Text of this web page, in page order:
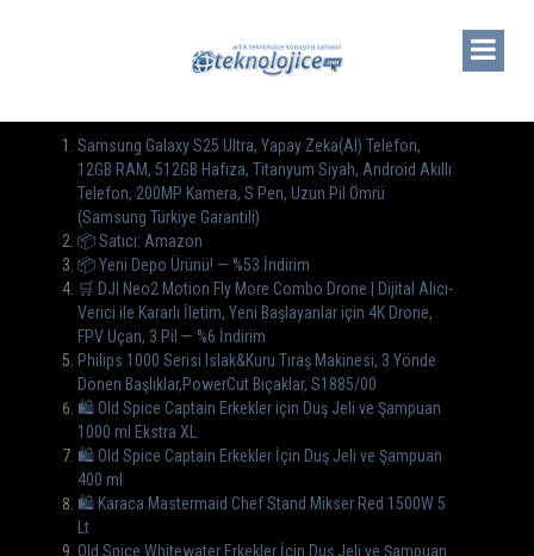
Samsung Galaxy S25 Ultra, Yapay Zeka(AI) Telefon,
12GB RAM, 512GB Hafıza, Titanyum Siyah, Android Akıllı
Telefon, 200MP Kamera, S Pen, Uzun Pil Ömrü
(Samsung Türkiye Garantili)
📦 Satıcı: Amazon
📦 Yeni Depo Ürünü! — %53 İndirim
🛒 DJI Neo2 Motion Fly More Combo Drone | Dijital Alıcı-
Verici ile Kararlı İletim, Yeni Başlayanlar için 4K Drone,
FPV Uçan, 3 Pil — %6 İndirim
Philips 1000 Serisi Islak&Kuru Tıraş Makinesi, 3 Yönde
Dönen Başlıklar,PowerCut Bıçaklar, S1885/00
🛍️ Old Spice Captain Erkekler için Duş Jeli ve Şampuan
1000 ml Ekstra XL
🛍️ Old Spice Captain Erkekler İçin Duş Jeli ve Şampuan
400 ml
🛍️ Karaca Mastermaid Chef Stand Mikser Red 1500W 5
Lt
Old Spice Whitewater Erkekler İçin Duş Jeli ve Şampuan